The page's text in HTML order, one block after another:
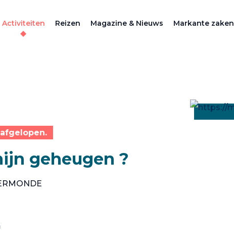
Activiteiten Reizen Magazine & Nieuws Markante zaken
geheugen ?